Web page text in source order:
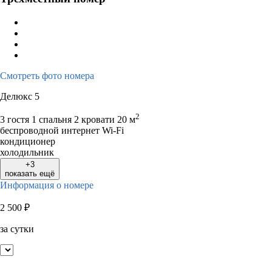
Смотреть фото номера
Делюкс 5
3 гостя 1 спальня 2 кровати 20 м2
беспроводной интернет Wi-Fi
кондиционер
холодильник
+3
показать ещё
Информация о номере
2 500 ₽
за сутки